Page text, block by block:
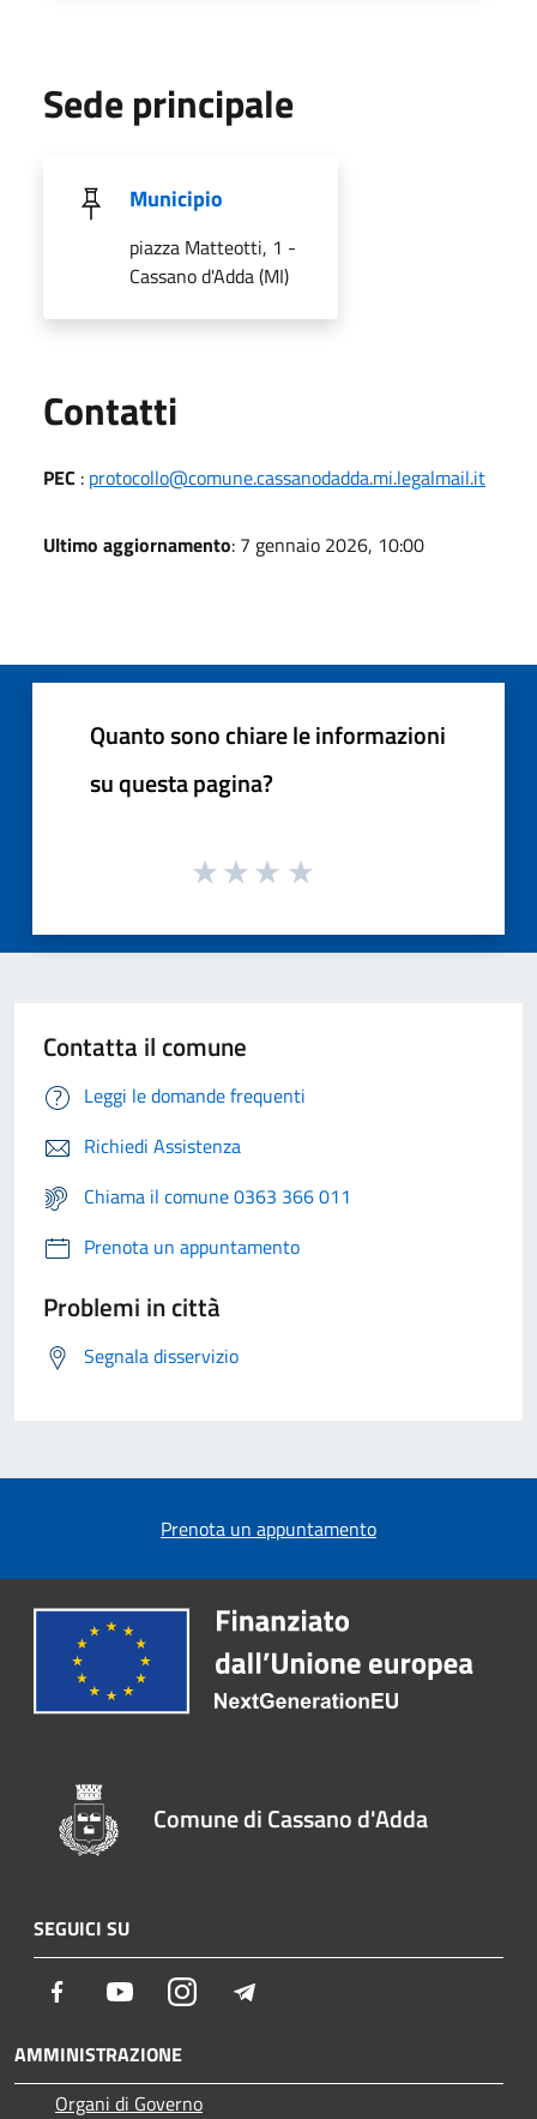
Sede principale
Municipio
piazza Matteotti, 1 -
Cassano d'Adda (MI)
Contatti
PEC : protocollo@comune.cassanodadda.mi.legalmail.it
Ultimo aggiornamento: 7 gennaio 2026, 10:00
Quanto sono chiare le informazioni
su questa pagina?
Contatta il comune
Leggi le domande frequenti
Richiedi Assistenza
Chiama il comune 0363 366 011
Prenota un appuntamento
Problemi in città
Segnala disservizio
Prenota un appuntamento
Comune di Cassano d'Adda
SEGUICI SU
Facebook YoutubeInstagram
AMMINISTRAZIONE
Organi di Governo